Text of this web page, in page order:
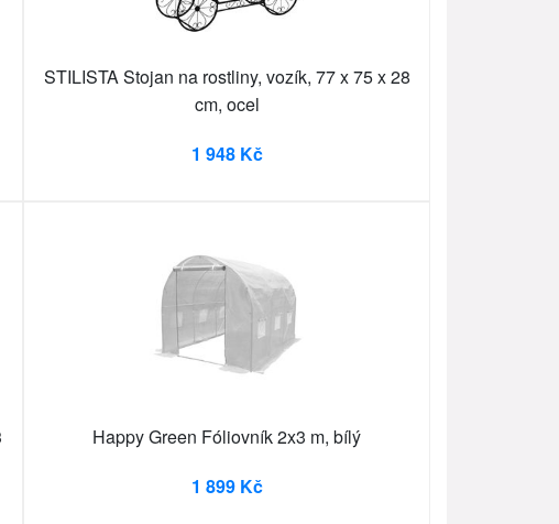
STILISTA Stojan na rostliny, vozík, 77 x 75 x 28
cm, ocel
1 948 Kč
Happy Green Fóliovník 2x3 m, bílý
1 899 Kč